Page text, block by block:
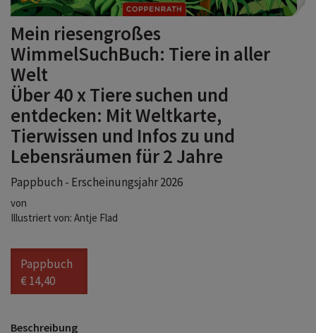
Mein riesengroßes
WimmelSuchBuch: Tiere in aller
Welt
Über 40 x Tiere suchen und
entdecken: Mit Weltkarte,
Tierwissen und Infos zu und
Lebensräumen für 2 Jahre
Pappbuch - Erscheinungsjahr 2026
von
Illustriert von: Antje Flad
Pappbuch
€ 14,40
Beschreibung